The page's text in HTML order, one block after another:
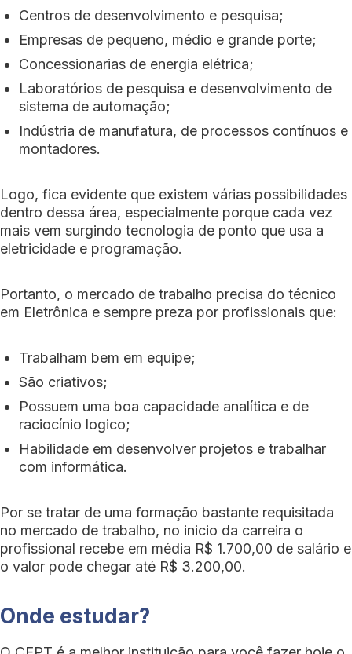
Centros de desenvolvimento e pesquisa;
Empresas de pequeno, médio e grande porte;
Concessionarias de energia elétrica;
Laboratórios de pesquisa e desenvolvimento de
sistema de automação;
Indústria de manufatura, de processos contínuos e
montadores.
Logo, fica evidente que existem várias possibilidades
dentro dessa área, especialmente porque cada vez
mais vem surgindo tecnologia de ponto que usa a
eletricidade e programação.
Portanto, o mercado de trabalho precisa do técnico
em Eletrônica e sempre preza por profissionais que:
Trabalham bem em equipe;
São criativos;
Possuem uma boa capacidade analítica e de
raciocínio logico;
Habilidade em desenvolver projetos e trabalhar
com informática.
Por se tratar de uma formação bastante requisitada
no mercado de trabalho, no inicio da carreira o
profissional recebe em média R$ 1.700,00 de salário e
o valor pode chegar até R$ 3.200,00.
Onde estudar?